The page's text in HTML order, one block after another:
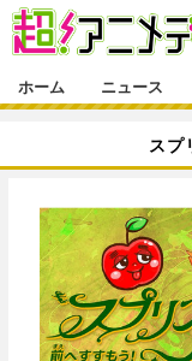
ゲーム・アプリ
映画
グッズ
特集一覧
インタビュー
ラキりす
連載マンガ
連載マンガ一覧
番組・動画
番組・動画一覧
連載・ブログ
ホーム ニュース
スプ